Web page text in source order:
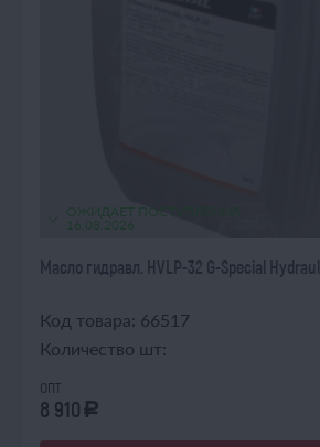
ОЖИДАЕТ ПОСТУПЛЕНИЯ
16.08.2026
Масло гидравл. HVLP-32 G-Special
Код товара: 66517
Количество шт:
опт
8 910 a